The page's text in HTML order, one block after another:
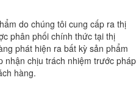
do chúng tôi cung cấp ra thị
phân phối chính thức tại thị
phát hiện ra bất kỳ sản phẩm
nhận chịu trách nhiệm trước pháp
hàng.